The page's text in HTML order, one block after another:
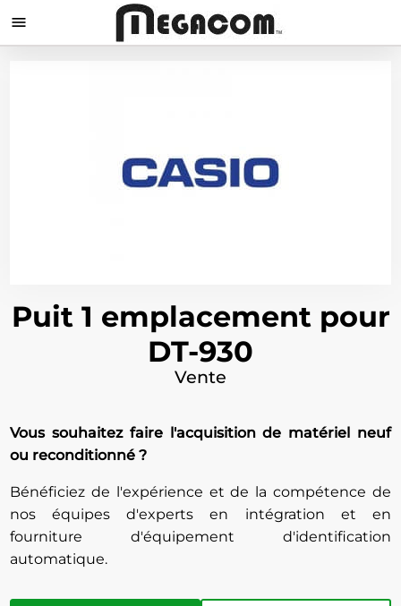

Puit 1 emplacement pour
DT-930
Vente
Vous souhaitez faire l'acquisition de matériel neuf
ou reconditionné ?
Bénéficiez de l'expérience et de la compétence de
nos équipes d'experts en intégration et en
fourniture d'équipement d'identification
automatique.